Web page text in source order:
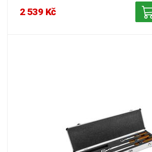
2 539 Kč